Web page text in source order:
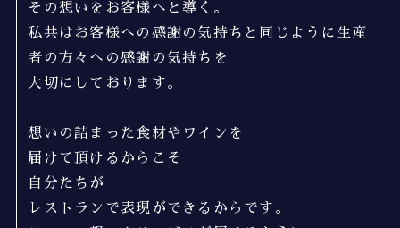
その想いをお客様へと導く。
私共はお客様への感謝の気持ちと同じように生産
者の方々への感謝の気持ちを
大切にしております。
想いの詰まった食材やワインを
届けて頂けるからこそ
自分たちが
レストランで表現ができるからです。